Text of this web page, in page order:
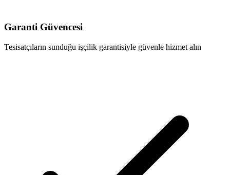
Garanti Güvencesi
Tesisatçıların sunduğu işçilik garantisiyle güvenle hizmet alın